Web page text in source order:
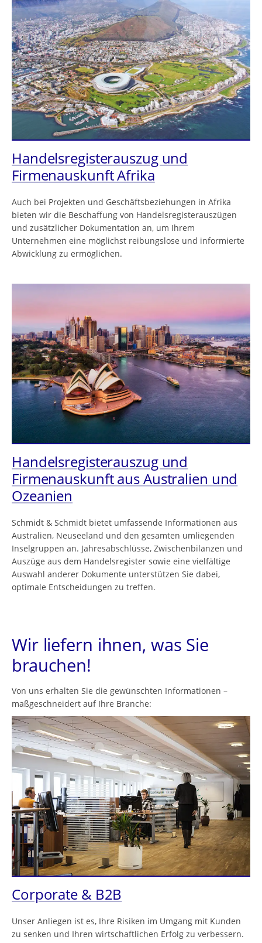
Handelsregisterauszug und
Firmenauskunft Afrika
Auch bei Projekten und Geschäftsbeziehungen in Afrika
bieten wir die Beschaffung von Handelsregisterauszügen
und zusätzlicher Dokumentation an, um Ihrem
Unternehmen eine möglichst reibungslose und informierte
Abwicklung zu ermöglichen.
Handelsregisterauszug und
Firmenauskunft aus Australien und
Ozeanien
Schmidt & Schmidt bietet umfassende Informationen aus
Australien, Neuseeland und den gesamten umliegenden
Inselgruppen an. Jahresabschlüsse, Zwischenbilanzen und
Auszüge aus dem Handelsregister sowie eine vielfältige
Auswahl anderer Dokumente unterstützen Sie dabei,
optimale Entscheidungen zu treffen.
Wir liefern ihnen, was Sie
brauchen!
Von uns erhalten Sie die gewünschten Informationen –
maßgeschneidert auf Ihre Branche:
Corporate & B2B
Unser Anliegen ist es, Ihre Risiken im Umgang mit Kunden
zu senken und Ihren wirtschaftlichen Erfolg zu verbessern.